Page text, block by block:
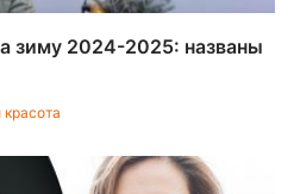
зиму 2024-2025: названы